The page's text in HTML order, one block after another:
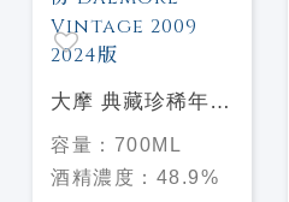
大摩 典藏珍稀年份
Dalmore Vintage
2009 2024版
容量： 700ML
酒精濃度： 48.9%